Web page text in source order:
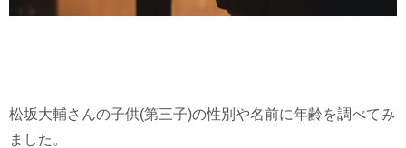
松坂大輔さんの子供(第三子)の性別や名前に年齢を調べてみ
ました。